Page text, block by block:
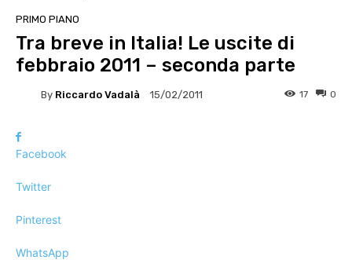
PRIMO PIANO
Tra breve in Italia! Le uscite di
febbraio 2011 – seconda parte
By Riccardo Vadalà 15/02/2011 0
17
Facebook
Twitter
Pinterest
WhatsApp